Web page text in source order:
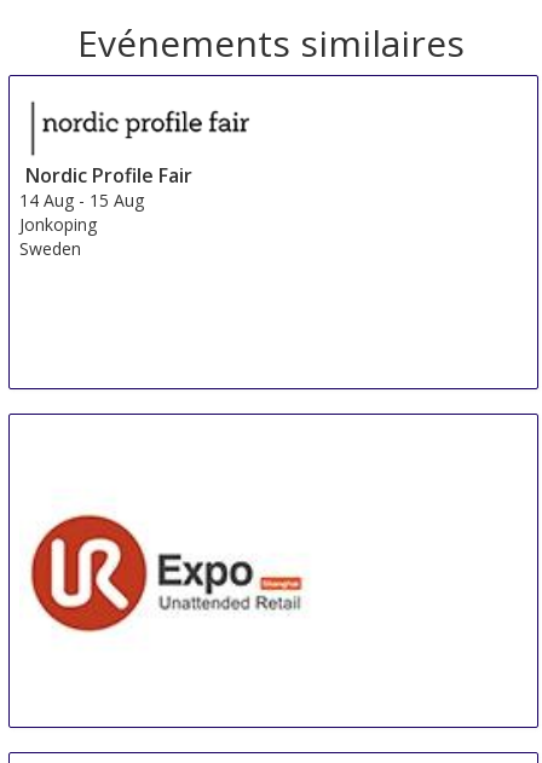
Evénements similaires
Nordic Profile Fair
14 Aug - 15 Aug
Jonkoping
Sweden